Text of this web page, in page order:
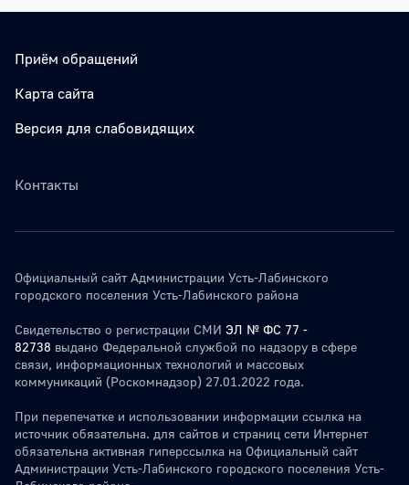
Приём обращений
Карта сайта
Версия для слабовидящих
Контакты
Официальный сайт Администрации Усть-Лабинского
городского поселения Усть-Лабинского района
Свидетельство о регистрации СМИ ЭЛ № ФС 77 -
82738 выдано Федеральной службой по надзору в сфере
связи, информационных технологий и массовых
коммуникаций (Роскомнадзор) 27.01.2022 года.
При перепечатке и использовании информации ссылка на
источник обязательна. для сайтов и страниц сети Интернет
обязательна активная гиперссылка на Официальный сайт
Администрации Усть-Лабинского городского поселения Усть-